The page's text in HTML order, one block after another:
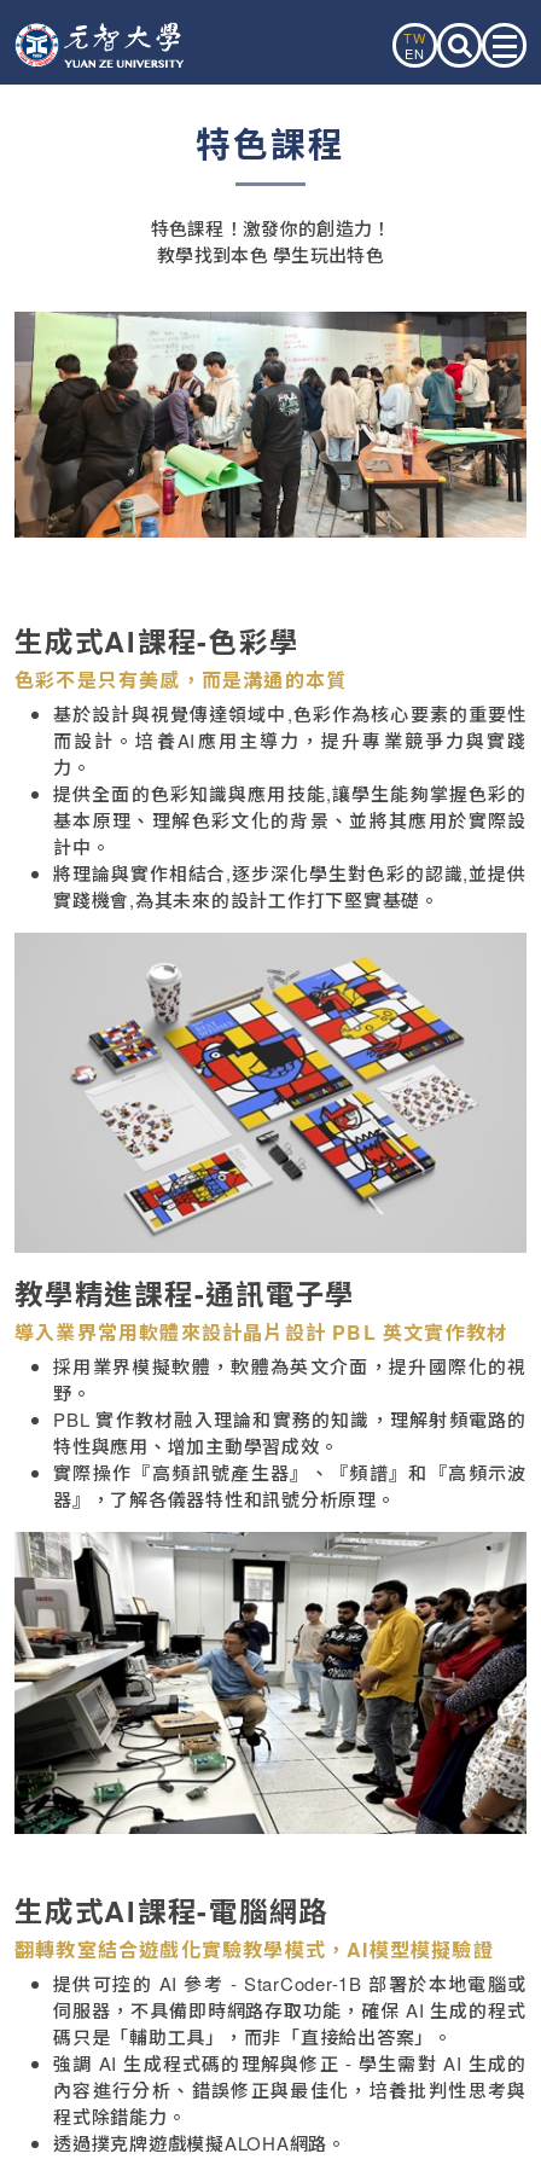
TW
EN
特色課程
特色課程！激發你的創造力！
教學找到本色 學生玩出特色
生成式AI課程-色彩學
色彩不是只有美感，而是溝通的本質
基於設計與視覺傳達領域中,色彩作為核心要素的重要性
而設計。培養AI應用主導力，提升專業競爭力與實踐
力。
提供全面的色彩知識與應用技能,讓學生能夠掌握色彩的
基本原理、理解色彩文化的背景、並將其應用於實際設
計中。
將理論與實作相結合,逐步深化學生對色彩的認識,並提供
實踐機會,為其未來的設計工作打下堅實基礎。
教學精進課程-通訊電子學
導入業界常用軟體來設計晶片設計 PBL 英文實作教材
採用業界模擬軟體，軟體為英文介面，提升國際化的視
野。
PBL 實作教材融入理論和實務的知識，理解射頻電路的
特性與應用、增加主動學習成效。
實際操作『高頻訊號產生器』、『頻譜』和『高頻示波
器』，了解各儀器特性和訊號分析原理。
生成式AI課程-電腦網路
翻轉教室結合遊戲化實驗教學模式，AI模型模擬驗證
提供可控的 AI 參考 - StarCoder-1B 部署於本地電腦或
伺服器，不具備即時網路存取功能，確保 AI 生成的程式
碼只是「輔助工具」，而非「直接給出答案」。
強調 AI 生成程式碼的理解與修正 - 學生需對 AI 生成的
內容進行分析、錯誤修正與最佳化，培養批判性思考與
程式除錯能力。
透過撲克牌遊戲模擬ALOHA網路。